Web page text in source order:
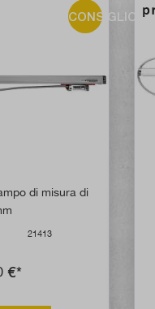
CONSIGLIO!
di misura di
21413
€*